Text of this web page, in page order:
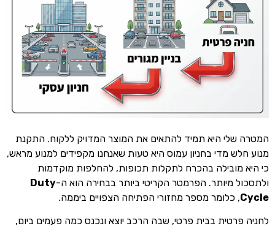
המטרה שלי היא תמיד להתאים את המוצר המדויק ללקוח. התקנת
מנוע חלש מדי בחניון עמוס היא טעות שאנחנו מקפידים למנוע מראש,
כי היא מובילה בהכרח לתקלות תכופות, להחלפות מוקדמות
ולתסכול מיותר. הפרמטר הקריטי ביותר בבחירה הוא ה-Duty
Cycle, כלומר מספר מחזורי הפתיחה הצפויים ביממה.
לחניה פרטית בבית פרטי, שבה הרכב יוצא ונכנס כמה פעמים ביום,